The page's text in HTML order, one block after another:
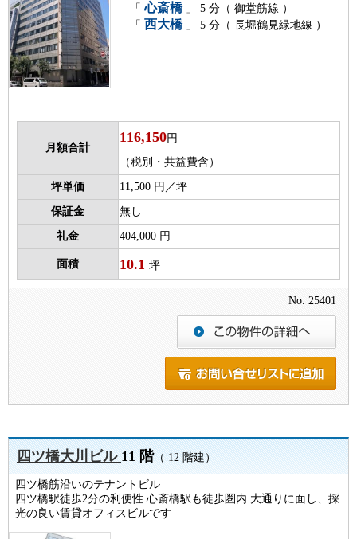
「 心斎橋 」 5 分（ 御堂筋線 ）
「 西大橋 」 5 分（ 長堀鶴見緑地線 ）
月額合計
116,150円
（税別・共益費含）
坪単価 11,500 円／坪
保証金 無し
礼金 404,000 円
面積 10.1 坪
No. 25401
四ツ橋大川ビル11 階（ 12 階建）
四ツ橋筋沿いのテナントビル
四ツ橋駅徒歩2分の利便性 心斎橋駅も徒歩圏内 大通りに面し、採
光の良い賃貸オフィスビルです